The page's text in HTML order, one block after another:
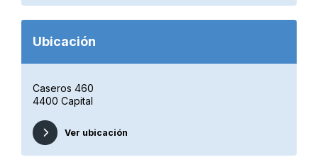
Ubicación
Caseros 460
4400 Capital
Ver ubicación